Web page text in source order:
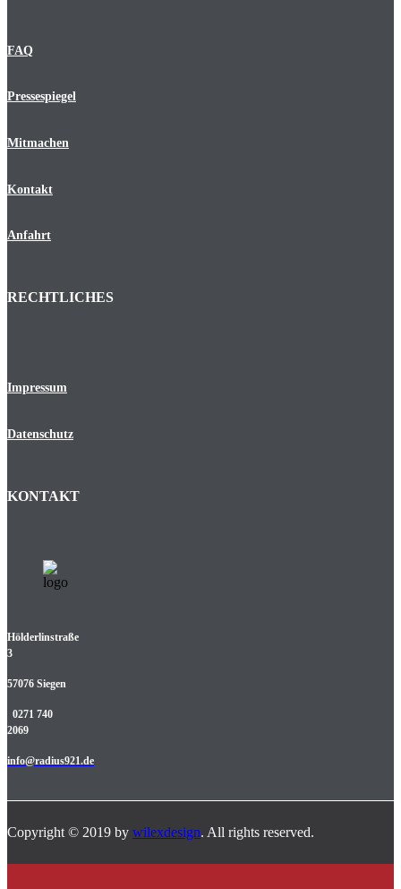
FAQ
Pressespiegel
Mitmachen
Kontakt
Anfahrt
RECHTLICHES
Impressum
Datenschutz
KONTAKT
Hölderlinstraße
3
57076 Siegen
0271 740
2069
info@radius921.de
Copyright © 2019 by wilexdesign. All rights reserved.